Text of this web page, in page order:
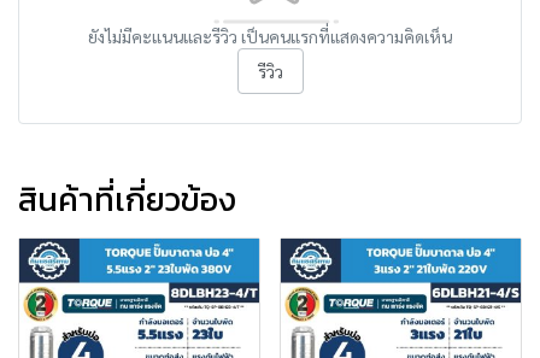
ยังไม่มีคะแนนและรีวิว เป็นคนแรกที่แสดงความคิดเห็น
รีวิว
สินค้าที่เกี่ยวข้อง